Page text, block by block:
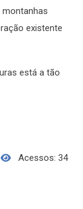
montanhas
existente
está a tão
Acessos: 34